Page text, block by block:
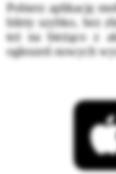
Pobierz aplikację
bilety szybko, bez
też na bieżąco z
ogłoszeń nowych